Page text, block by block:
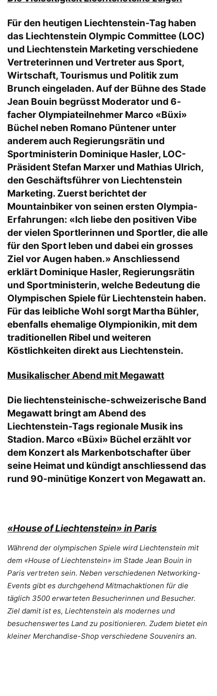
Für den heutigen Liechtenstein-Tag haben
das Liechtenstein Olympic Committee (LOC)
und Liechtenstein Marketing verschiedene
Vertreterinnen und Vertreter aus Sport,
Wirtschaft, Tourismus und Politik zum
Brunch eingeladen. Auf der Bühne des Stade
Jean Bouin begrüsst Moderator und 6-
facher Olympiateilnehmer Marco «Büxi»
Büchel neben Romano Püntener unter
anderem auch Regierungsrätin und
Sportministerin Dominique Hasler, LOC-
Präsident Stefan Marxer und Mathias Ulrich,
den Geschäftsführer von Liechtenstein
Marketing. Zuerst berichtet der
Mountainbiker von seinen ersten Olympia-
Erfahrungen: «Ich liebe den positiven Vibe
der vielen Sportlerinnen und Sportler, die alle
für den Sport leben und dabei ein grosses
Ziel vor Augen haben.» Anschliessend
erklärt Dominique Hasler, Regierungsrätin
und Sportministerin, welche Bedeutung die
Olympischen Spiele für Liechtenstein haben.
Für das leibliche Wohl sorgt Martha Bühler,
ebenfalls ehemalige Olympionikin, mit dem
traditionellen Ribel und weiteren
Köstlichkeiten direkt aus Liechtenstein.
Musikalischer Abend mit Megawatt
Die liechtensteinische-schweizerische Band
Megawatt bringt am Abend des
Liechtenstein-Tags regionale Musik ins
Stadion. Marco «Büxi» Büchel erzählt vor
dem Konzert als Markenbotschafter über
seine Heimat und kündigt anschliessend das
rund 90-minütige Konzert von Megawatt an.
«House of Liechtenstein» in Paris
Während der olympischen Spiele wird Liechtenstein mit
dem «House of Liechtenstein» im Stade Jean Bouin in
Paris vertreten sein. Neben verschiedenen Networking-
Events gibt es durchgehend Mitmachaktionen für die
täglich 3500 erwarteten Besucherinnen und Besucher.
Ziel damit ist es, Liechtenstein als modernes und
besuchenswertes Land zu positionieren. Zudem bietet ein
kleiner Merchandise-Shop verschiedene Souvenirs an.